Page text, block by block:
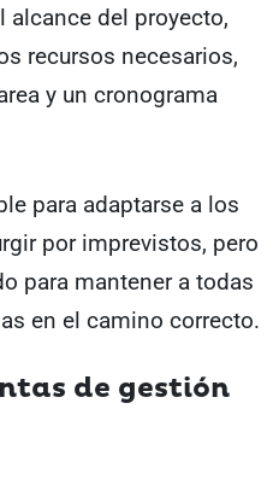
alcance del proyecto,
recursos necesarios,
y un cronograma
para adaptarse a los
por imprevistos, pero
para mantener a todas
en el camino correcto.
de gestión